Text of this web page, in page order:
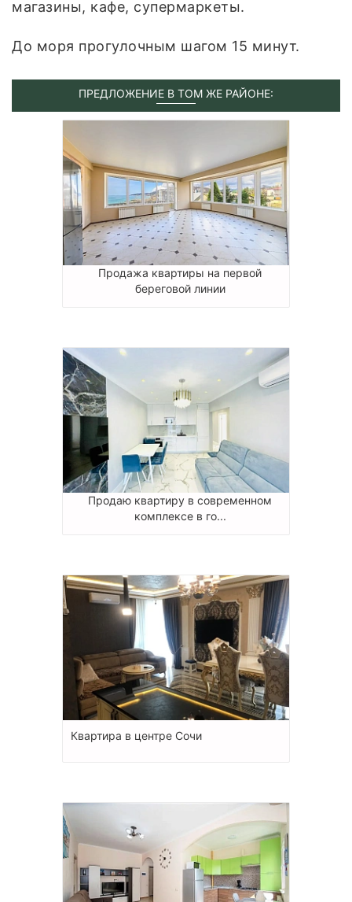
магазины, кафе, супермаркеты.
До моря прогулочным шагом 15 минут.
ПРЕДЛОЖЕНИЕ В ТОМ ЖЕ РАЙОНЕ:
Продажа квартиры на первой
береговой линии
Продаю квартиру в современном
комплексе в го...
Квартира в центре Сочи